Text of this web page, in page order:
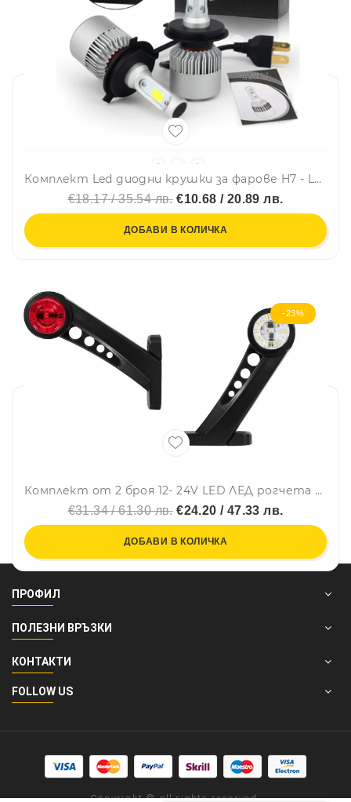
Комплект Led диодни крушки за фарове H7 - LED Headlight LED H7, 72W, 9-32V
€18.17 / 35.54 лв.€10.68 / 20.89 лв.
ДОБАВИ В КОЛИЧКА
-23%
Комплект от 2 броя 12- 24V LED ЛЕД рогчета странични габаритни светлини въртящи се за камион ремарке платформа каравана и др. бяло-червено
€31.34 / 61.30 лв.€24.20 / 47.33 лв.
ДОБАВИ В КОЛИЧКА
ПРОФИЛ
ПОЛЕЗНИ ВРЪЗКИ
КОНТАКТИ
FOLLOW US
Copyright © all rights reserved.